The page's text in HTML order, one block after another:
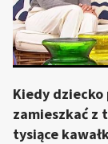
Kiedy
zamieszkać z
tysiące